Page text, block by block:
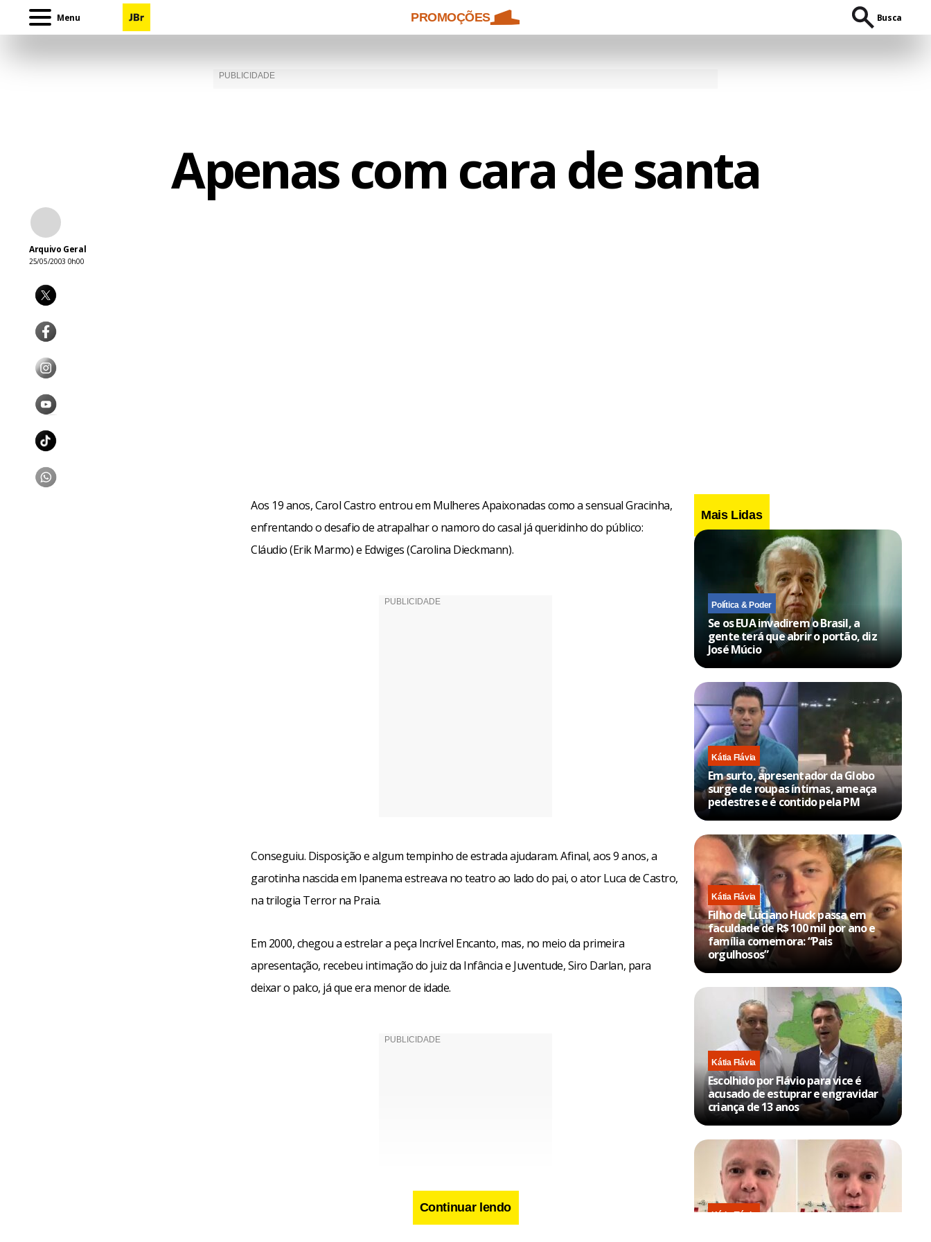
Menu PROMOÇÕES Busca
Apenas com cara de santa
Arquivo Geral
25/05/2003 0h00
Aos 19 anos, Carol Castro entrou em Mulheres Apaixonadas como a sensual Gracinha,
enfrentando o desafio de atrapalhar o namoro do casal já queridinho do público:
Cláudio (Erik Marmo) e Edwiges (Carolina Dieckmann).
Conseguiu. Disposição e algum tempinho de estrada ajudaram. Afinal, aos 9 anos, a
garotinha nascida em Ipanema estreava no teatro ao lado do pai, o ator Luca de Castro,
na trilogia Terror na Praia.
Em 2000, chegou a estrelar a peça Incrível Encanto, mas, no meio da primeira
apresentação, recebeu intimação do juiz da Infância e Juventude, Siro Darlan, para
deixar o palco, já que era menor de idade.
Continuar lendo
Mais Lidas
Política & Poder
Se os EUA invadirem o Brasil, a
gente terá que abrir o portão, diz
José Múcio
Kátia Flávia
Em surto, apresentador da Globo
surge de roupas íntimas, ameaça
pedestres e é contido pela PM
Kátia Flávia
Filho de Luciano Huck passa em
faculdade de R$ 100 mil por ano e
família comemora: “Pais
orgulhosos”
Kátia Flávia
Escolhido por Flávio para vice é
acusado de estuprar e engravidar
criança de 13 anos
Kátia Flávia